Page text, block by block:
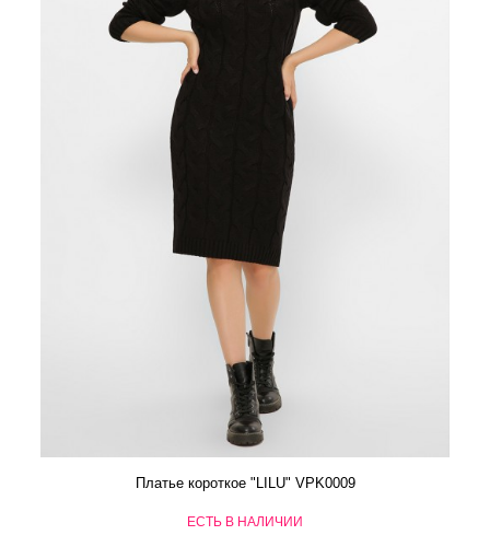
Платье короткое "LILU" VPK0009
ЕСТЬ В НАЛИЧИИ